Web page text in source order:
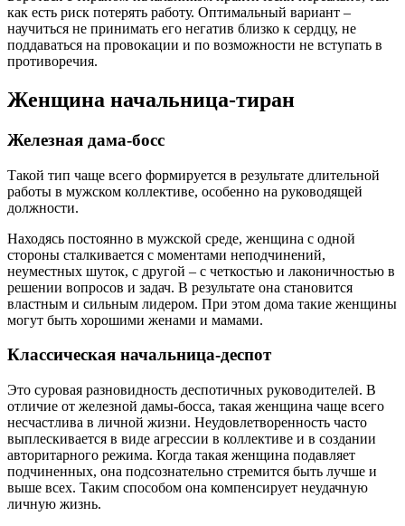
как есть риск потерять работу. Оптимальный вариант –
научиться не принимать его негатив близко к сердцу, не
поддаваться на провокации и по возможности не вступать в
противоречия.
Женщина начальница-тиран
Железная дама-босс
Такой тип чаще всего формируется в результате длительной
работы в мужском коллективе, особенно на руководящей
должности.
Находясь постоянно в мужской среде, женщина с одной
стороны сталкивается с моментами неподчинений,
неуместных шуток, с другой – с четкостью и лаконичностью в
решении вопросов и задач. В результате она становится
властным и сильным лидером. При этом дома такие женщины
могут быть хорошими женами и мамами.
Классическая начальница-деспот
Это суровая разновидность деспотичных руководителей. В
отличие от железной дамы-босса, такая женщина чаще всего
несчастлива в личной жизни. Неудовлетворенность часто
выплескивается в виде агрессии в коллективе и в создании
авторитарного режима. Когда такая женщина подавляет
подчиненных, она подсознательно стремится быть лучше и
выше всех. Таким способом она компенсирует неудачную
личную жизнь.